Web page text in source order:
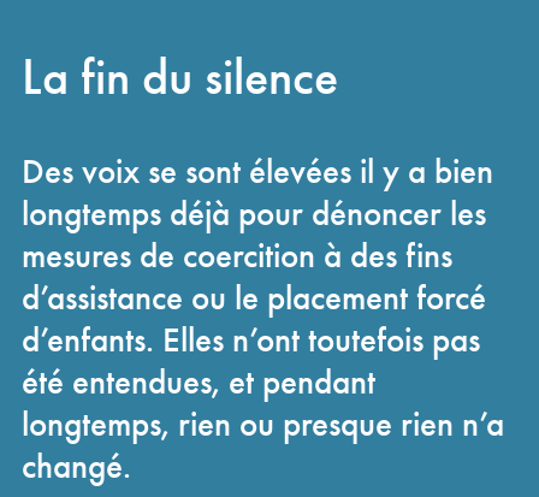
La fin du silence
Des voix se sont élevées il y a bien
longtemps déjà pour dénoncer les
mesures de coercition à des fins
d’assistance ou le placement forcé
d’enfants. Elles n’ont toutefois pas
été entendues, et pendant
longtemps, rien ou presque rien n’a
changé.